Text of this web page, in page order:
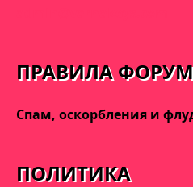
ПРАВИЛА
Спам, оскорбления и
ПОЛИТИКА